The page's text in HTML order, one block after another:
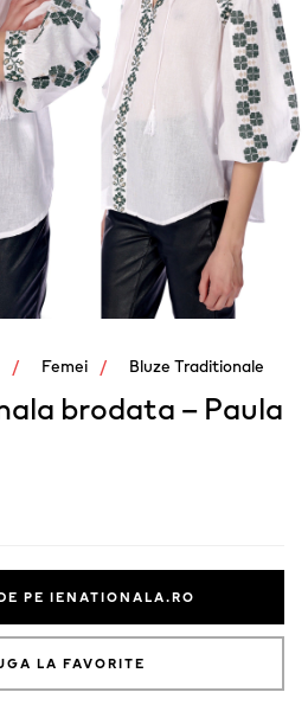
Femei Bluze Traditionale
brodata – Paula
PE IENATIONALA.RO
LA FAVORITE